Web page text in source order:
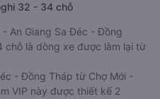
32 - 34 chỗ
- An Giang Sa Đéc - Đồng
chỗ là dòng xe được làm lại từ
- Đồng Tháp từ Chợ Mới -
VIP này được thiết kế 2